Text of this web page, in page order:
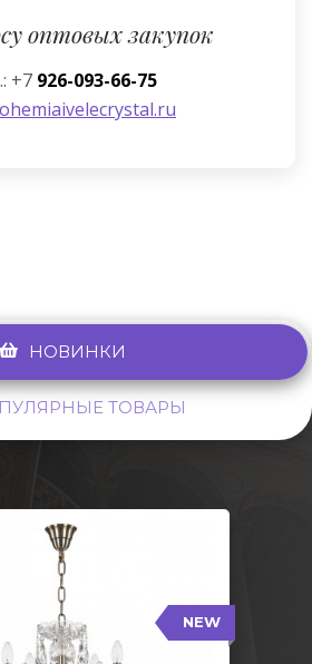
оптовых закупок
+7 926-093-66-75
НОВИНКИ
ТОВАРЫ
NEW
117/10+5/240 Pa